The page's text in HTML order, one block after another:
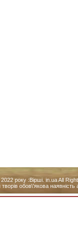
року :Вірші. in.ua All
обов\'якова наявність